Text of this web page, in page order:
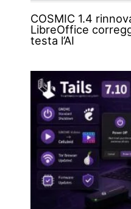
COSMIC 1.4
LibreOffice
testa l’AI